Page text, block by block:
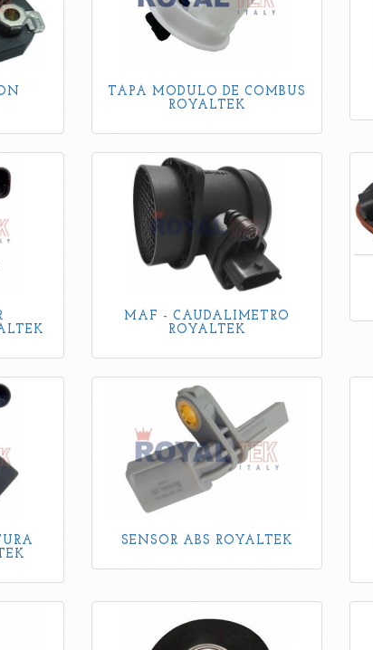
TAPA MODULO DE COMBUS
ROYALTEK
MAF - CAUDALIMETRO
ROYALTEK
SENSOR ABS ROYALTEK